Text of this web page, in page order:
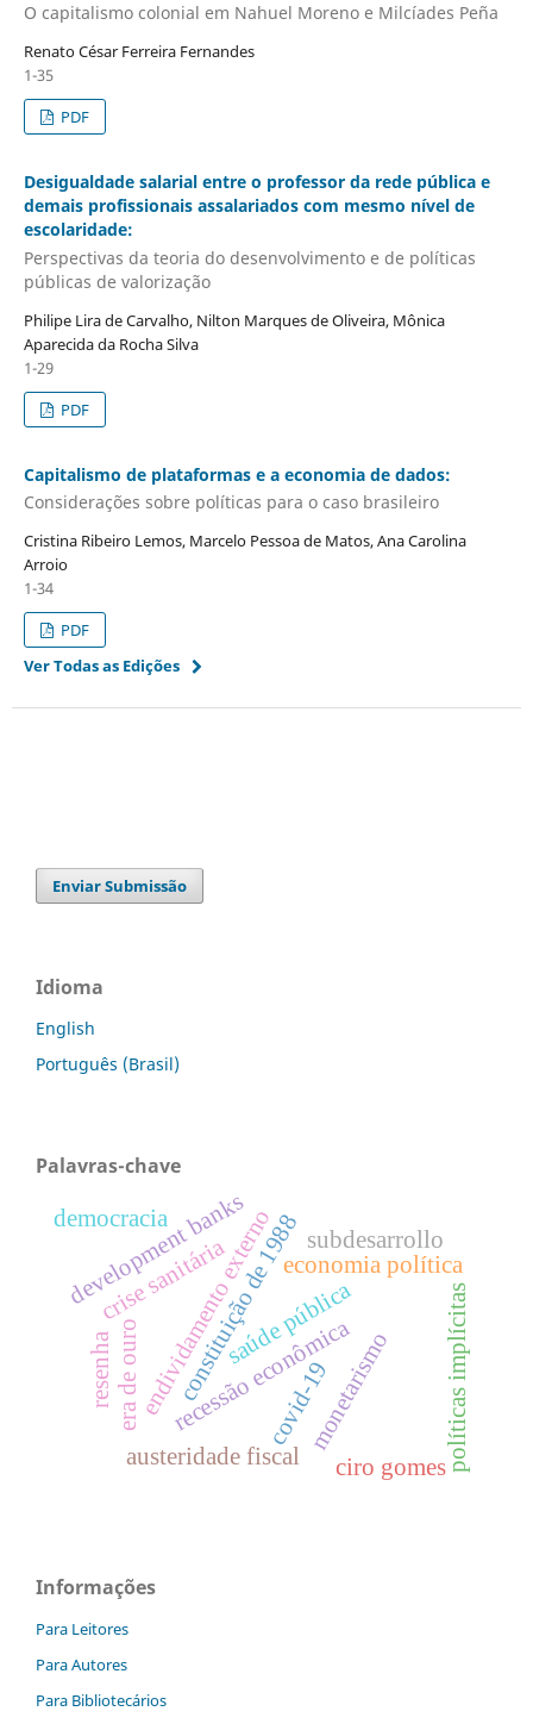
O capitalismo colonial em Nahuel Moreno e Milcíades Peña
Renato César Ferreira Fernandes
1-35
PDF
Desigualdade salarial entre o professor da rede pública e
demais profissionais assalariados com mesmo nível de
escolaridade:
Perspectivas da teoria do desenvolvimento e de políticas
públicas de valorização
Philipe Lira de Carvalho, Nilton Marques de Oliveira, Mônica
Aparecida da Rocha Silva
1-29
PDF
Capitalismo de plataformas e a economia de dados:
Considerações sobre políticas para o caso brasileiro
Cristina Ribeiro Lemos, Marcelo Pessoa de Matos, Ana Carolina
Arroio
1-34
PDF
Ver Todas as Edições
Enviar Submissão
Idioma
English
Português (Brasil)
Palavras-chave
constituição de 1988economia política
endividamento externo
recessão econômica
covid-19
saúde pública
austeridade fiscal
monetarismo
era de ouro
crise sanitária
development banks
políticas implícitas
democracia
ciro gomes
subdesarrollo
resenha
Informações
Para Leitores
Para Autores
Para Bibliotecários